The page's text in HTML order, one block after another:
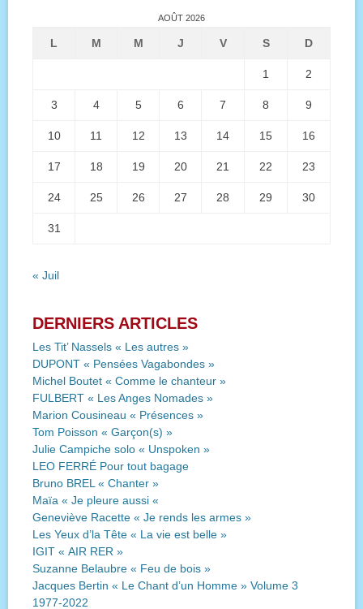
AOÛT 2026
L M M J V S D
1 2
3 4 5 6 7 8 9
10 11 12 13 14 15 16
17 18 19 20 21 22 23
24 25 26 27 28 29 30
31
« Juil
DERNIERS ARTICLES
Les Tit’ Nassels « Les autres »
DUPONT « Pensées Vagabondes »
Michel Boutet « Comme le chanteur »
FULBERT « Les Anges Nomades »
Marion Cousineau « Présences »
Tom Poisson « Garçon(s) »
Julie Campiche solo « Unspoken »
LEO FERRÉ Pour tout bagage
Bruno BREL « Chanter »
Maïa « Je pleure aussi «
Geneviève Racette « Je rends les armes »
Les Yeux d’la Tête « La vie est belle »
IGIT « AIR RER »
Suzanne Belaubre « Feu de bois »
Jacques Bertin « Le Chant d’un Homme » Volume 3
1977-2022